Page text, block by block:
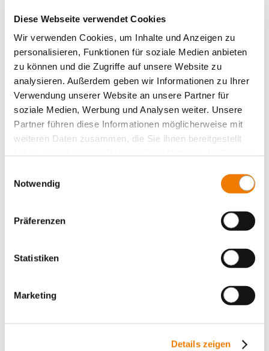
Diese Webseite verwendet Cookies
Wir verwenden Cookies, um Inhalte und Anzeigen zu
personalisieren, Funktionen für soziale Medien anbieten
zu können und die Zugriffe auf unsere Website zu
analysieren. Außerdem geben wir Informationen zu Ihrer
Verwendung unserer Website an unsere Partner für
soziale Medien, Werbung und Analysen weiter. Unsere
Partner führen diese Informationen möglicherweise mit
weiteren Daten zusammen, die Sie ihnen bereitgestellt
Notwendig
Präferenzen
Statistiken
Marketing
Details zeigen
Выключатели-разъединители с NH-
предохранителями
Выключатели-разъединители (без
предохранителей)
Адаптеры
Электронные компоненты
Гибкие медные шины
Special solutions for busbar systems
System 60Classic, 4-pole
System 60Classic, 5-pole
Центральный ввод питания
Panel, switching devices
Value Added Services